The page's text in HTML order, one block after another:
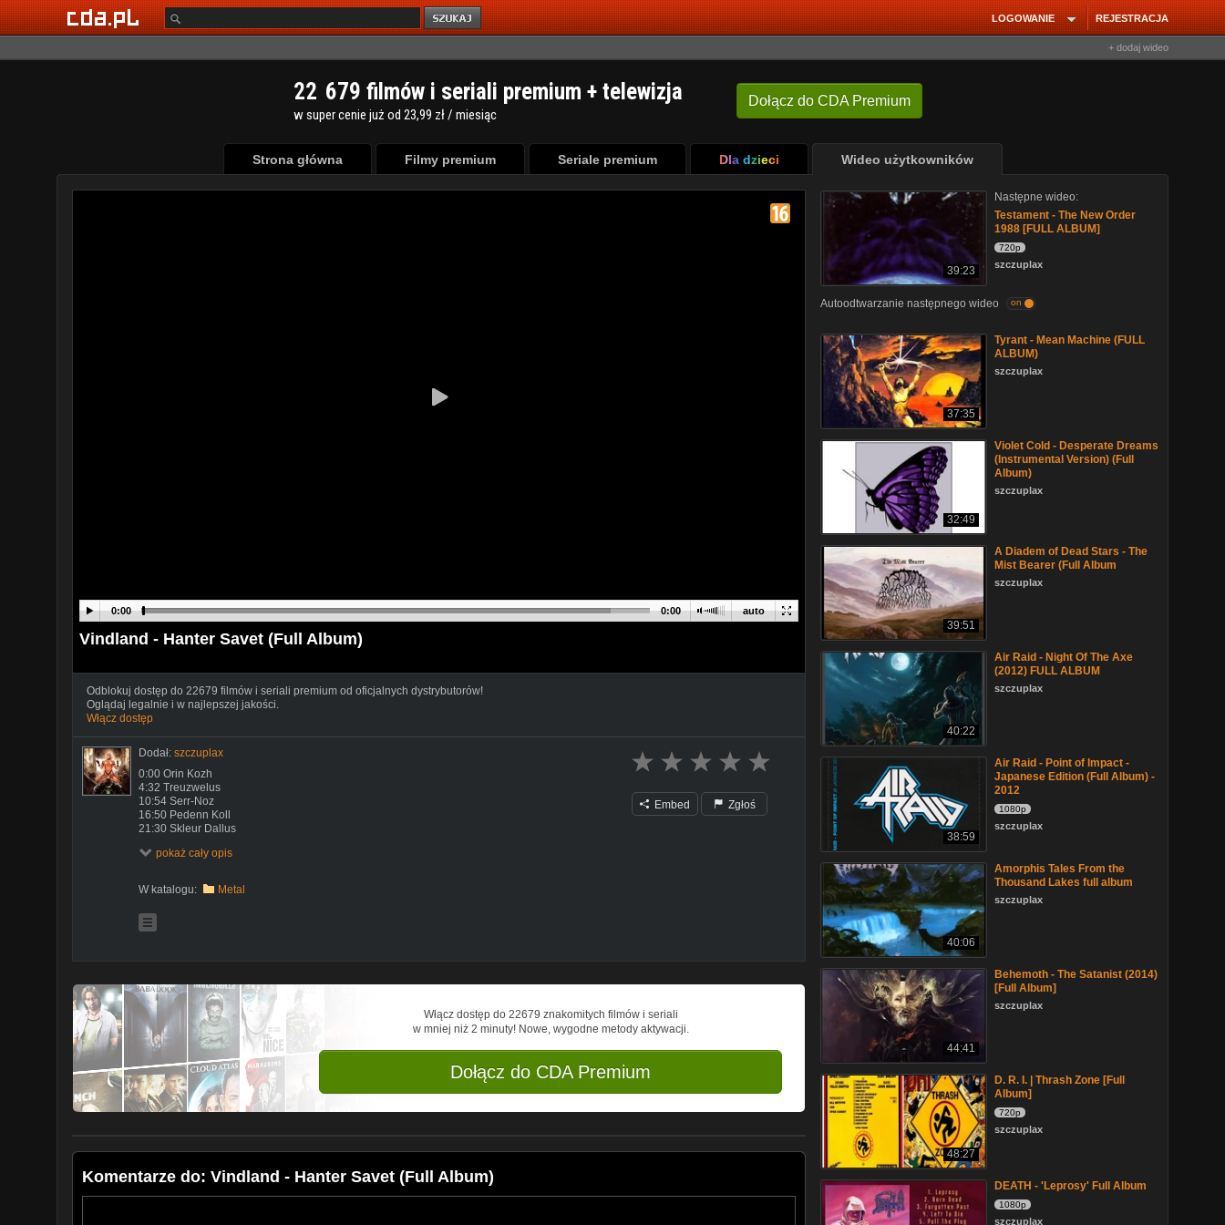
REJESTRACJA
LOGOWANIE
+ dodaj wideo
Dołącz do CDA Premium
22 679 filmów i seriali premium + telewizja
w super cenie już od 23,99 zł / miesiąc
Strona główna Filmy premium Seriale premium Dla dzieci Wideo użytkowników
auto
0:00 0:00
Vindland - Hanter Savet (Full Album)
Odblokuj dostęp do 22679 filmów i seriali premium od oficjalnych dystrybutorów!
Oglądaj legalnie i w najlepszej jakości.
Włącz dostęp
Dodał: szczuplax
0:00 Orin Kozh
4:32 Treuzwelus
10:54 Serr-Noz
16:50 Pedenn Koll
21:30 Skleur Dallus
31:27 Skorneg Du
50:05 And The Battle Ended (Bonus)
pokaż cały opis
W katalogu: Metal
Embed Zgłoś
Włącz dostęp do 22679 znakomitych filmów i seriali
w mniej niż 2 minuty! Nowe, wygodne metody aktywacji.
Dołącz do CDA Premium
Komentarze do: Vindland - Hanter Savet (Full Album)
39:23
Następne wideo:
Testament - The New Order
1988 [FULL ALBUM]
720p
szczuplax
Autoodtwarzanie następnego wideo on
37:35
Tyrant - Mean Machine (FULL
ALBUM)
szczuplax
32:49
Violet Cold - Desperate Dreams
(Instrumental Version) (Full
Album)
szczuplax
39:51
A Diadem of Dead Stars - The
Mist Bearer (Full Album
szczuplax
40:22
Air Raid - Night Of The Axe
(2012) FULL ALBUM
szczuplax
38:59
Air Raid - Point of Impact -
Japanese Edition (Full Album) -
2012
1080p
szczuplax
40:06
Amorphis Tales From the
Thousand Lakes full album
szczuplax
44:41
Behemoth - The Satanist (2014)
[Full Album]
szczuplax
48:27
D. R. I. | Thrash Zone [Full
Album]
720p
szczuplax
DEATH - 'Leprosy' Full Album
1080p
szczuplax